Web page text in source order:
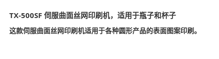
TX-500SF 伺服曲面丝网印刷机，适用于瓶子和杯子
这款伺服曲面丝网印刷机适用于各种圆形产品的表面图案印刷。